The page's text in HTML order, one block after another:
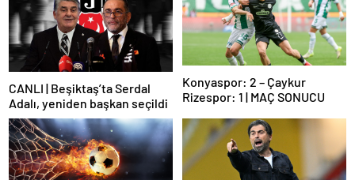
CANLI | Beşiktaş’ta Serdal
Adalı, yeniden başkan seçildi
Konyaspor: 2 – Çaykur
Rizespor: 1 | MAÇ SONUCU